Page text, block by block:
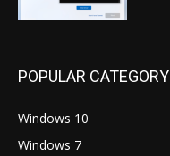
POPULAR CATEGORY
Windows 10
Windows 7